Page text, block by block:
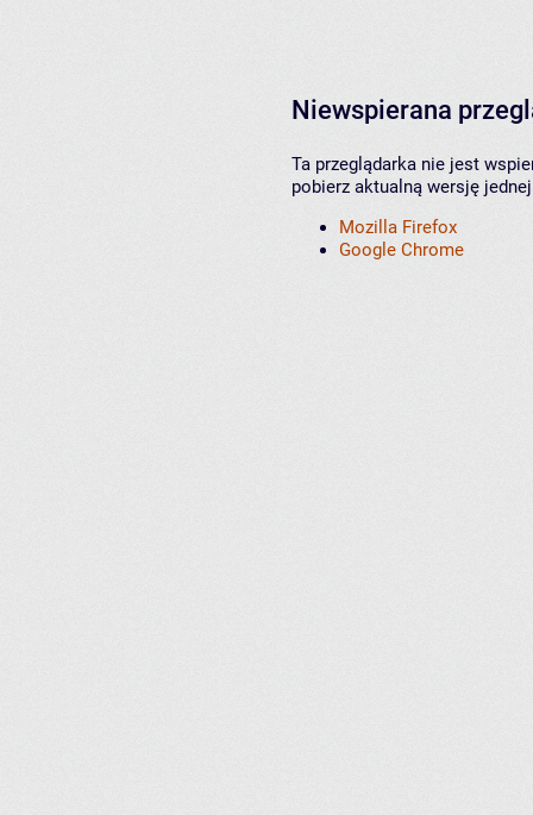
Niewspierana
Ta przeglądarka nie jest
pobierz aktualną wersję
Mozilla Firefox
Google Chrome